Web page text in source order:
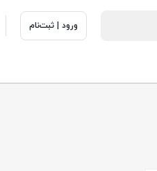
ورود | ثبت‌نام